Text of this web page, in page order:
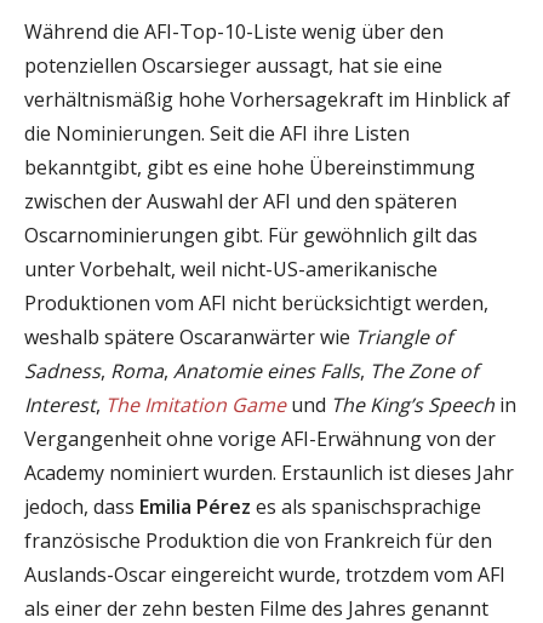
Während die AFI-Top-10-Liste wenig über den
potenziellen Oscarsieger aussagt, hat sie eine
verhältnismäßig hohe Vorhersagekraft im Hinblick af
die Nominierungen. Seit die AFI ihre Listen
bekanntgibt, gibt es eine hohe Übereinstimmung
zwischen der Auswahl der AFI und den späteren
Oscarnominierungen gibt. Für gewöhnlich gilt das
unter Vorbehalt, weil nicht-US-amerikanische
Produktionen vom AFI nicht berücksichtigt werden,
weshalb spätere Oscaranwärter wie Triangle of
Sadness, Roma, Anatomie eines Falls, The Zone of
Interest, The Imitation Gameund The King’s Speech in
Vergangenheit ohne vorige AFI-Erwähnung von der
Academy nominiert wurden. Erstaunlich ist dieses Jahr
jedoch, dass Emilia Pérez es als spanischsprachige
französische Produktion die von Frankreich für den
Auslands-Oscar eingereicht wurde, trotzdem vom AFI
als einer der zehn besten Filme des Jahres genannt